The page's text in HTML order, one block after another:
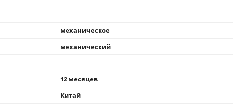
механическое
механический
12 месяцев
Китай